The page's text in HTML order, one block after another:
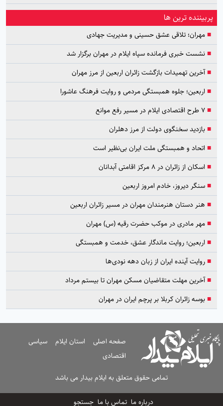
پربیننده ترین ها
■مهران؛ تلاقی عشق حسینی و مدیریت جهادی
■نشست خبری فرمانده سپاه ایلام در مهران برگزار شد
■آخرین تهمیدات بازگشت زائران اربعین از مرز مهران
■ اربعین؛ جلوه همبستگی مردمی و روایت فرهنگ عاشورا
■۷ طرح اقتصادی ایلام در مسیر رفع موانع
■بازدید سخنگوی دولت از مرز دهلران
■ اتحاد و همبستگی ملت ایران بی‌نظیر است
■ اسکان از زائران در ۸ مرکز اقامتی آبدانان
■سنگر دیروز، خادم امروز اربعین
■ هنر دستان هنرمندان مهران در مسیر زائران اربعین
■مهر مادری در موکب حضرت رقیه (س) مهران
■ اربعین؛ روایت ماندگار عشق، خدمت و همبستگی
■روایت آینده ایران از زبان دهه نودی‌ها
■آخرین مهلت متقاضیان مسکن مهران تا بیستم مرداد
■بوسه زائران کربلا بر پرچم ایران در مهران
صفحه اصلی استان ایلام
سیاسی
اقتصادی
تمامی حقوق متعلق به ایلام بیدار می باشد
درباره ما تماس با ما جستجو